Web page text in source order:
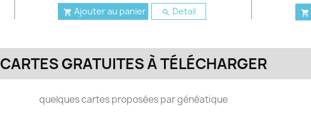
 Ajouter au panier  Detail 
CARTES GRATUITES À TÉLÉCHARGER
quelques cartes proposées par généatique